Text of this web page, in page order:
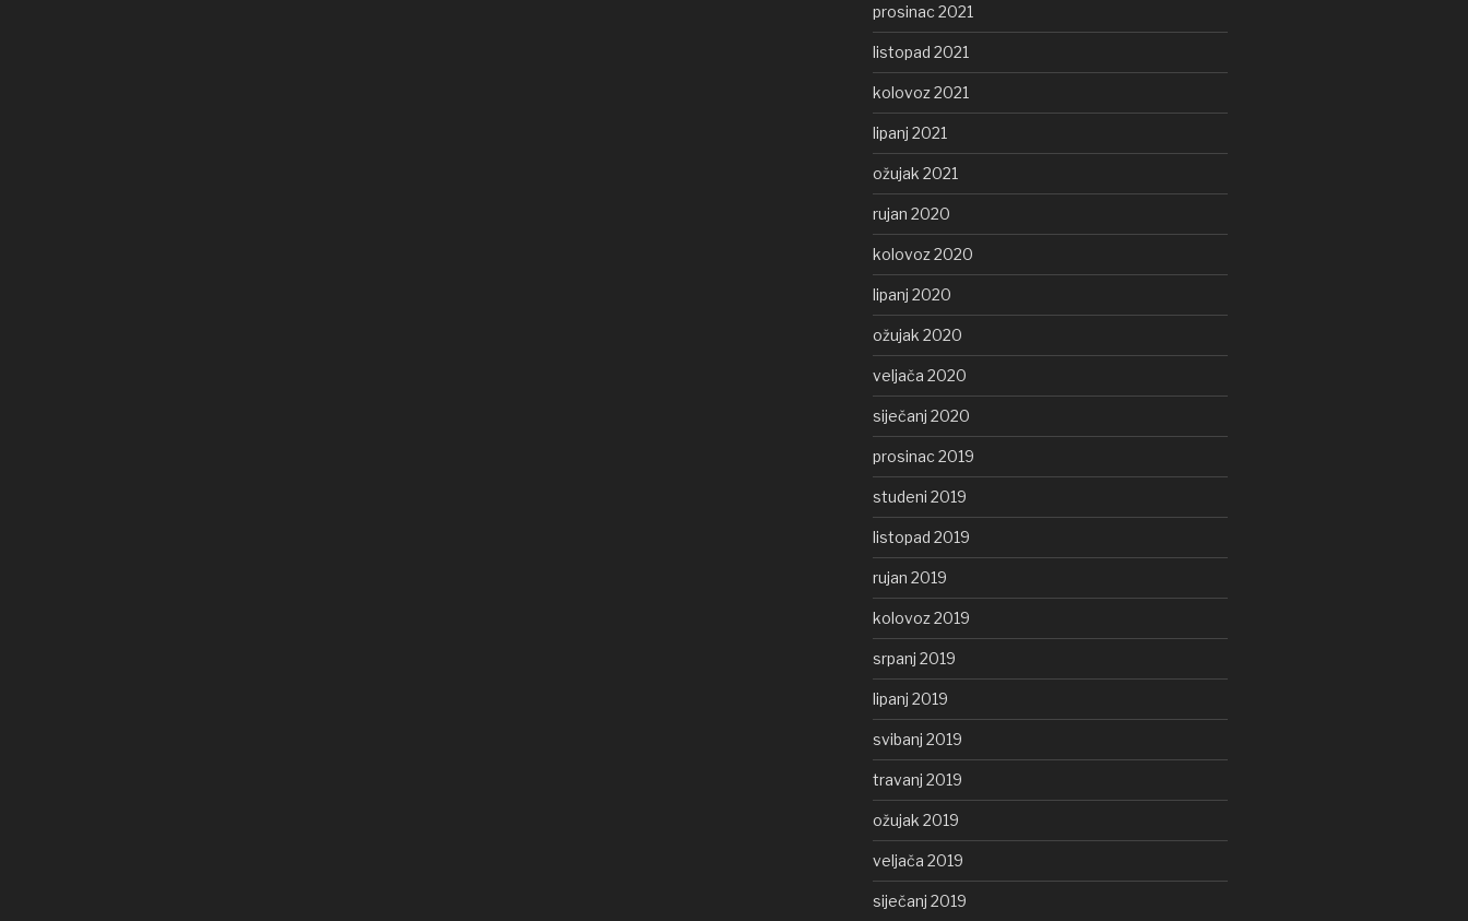
prosinac 2021
listopad 2021
kolovoz 2021
lipanj 2021
ožujak 2021
rujan 2020
kolovoz 2020
lipanj 2020
ožujak 2020
veljača 2020
siječanj 2020
prosinac 2019
studeni 2019
listopad 2019
rujan 2019
kolovoz 2019
srpanj 2019
lipanj 2019
svibanj 2019
travanj 2019
ožujak 2019
veljača 2019
siječanj 2019